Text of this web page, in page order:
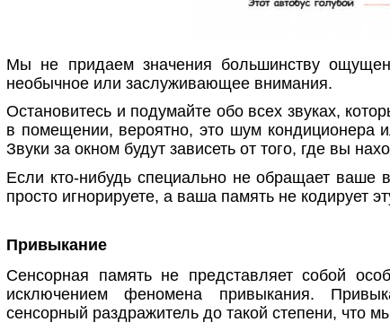
Мы не придаем значения большинству
необычное или заслуживающее внимания.
Остановитесь и подумайте обо всех звуках,
в помещении, вероятно, это шум кондиционера
Звуки за окном будут зависеть от того, где вы
Если кто-нибудь специально не обращает ваше
просто игнорируете, а ваша память не кодирует
Привыкание
Сенсорная память не представляет собой
исключением феномена привыкания.
сенсорный раздражитель до такой степени, что